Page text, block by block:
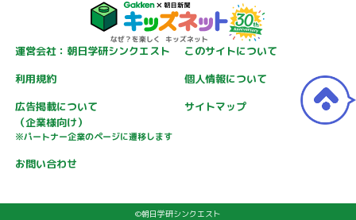
運営会社：朝日学研シンクエスト
このサイトについて
利用規約
個人情報について
広告掲載について
（企業様向け）
※パートナー企業のページに遷移します
サイトマップ
お問い合わせ
©朝日学研シンクエスト